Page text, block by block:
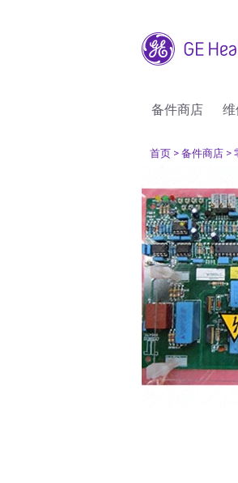
备件商店
首页 > 备件商店 >